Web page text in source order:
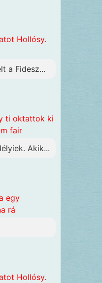
Hollósy.
a Fidesz...
ti oktattok ki
fair
Akik...
egy
rá
Hollósy.